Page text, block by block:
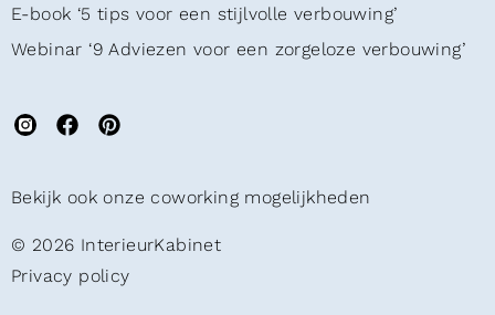
E-book ‘5 tips voor een stijlvolle verbouwing’
Webinar ‘9 Adviezen voor een zorgeloze verbouwing’
Bekijk ook onze coworking mogelijkheden
© 2026 InterieurKabinet
Privacy policy